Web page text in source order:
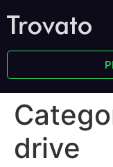
drive